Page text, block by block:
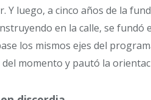
Y luego, a cinco años de la
en la calle, se fundó
los mismos ejes del
del momento y pautó la